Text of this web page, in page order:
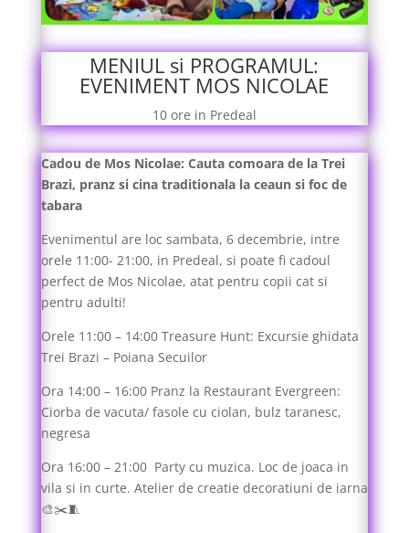
MENIUL si PROGRAMUL:
EVENIMENT MOS NICOLAE
10 ore in Predeal
Cadou de Mos Nicolae: Cauta comoara de la Trei
Brazi, pranz si cina traditionala la ceaun si foc de
tabara
Evenimentul are loc sambata, 6 decembrie, intre
orele 11:00- 21:00, in Predeal, si poate fi cadoul
perfect de Mos Nicolae, atat pentru copii cat si
pentru adulti!
Orele 11:00 – 14:00 Treasure Hunt: Excursie ghidata
Trei Brazi – Poiana Secuilor
Ora 14:00 – 16:00 Pranz la Restaurant Evergreen:
Ciorba de vacuta/ fasole cu ciolan, bulz taranesc,
negresa
Ora 16:00 – 21:00 Party cu muzica. Loc de joaca in
vila si in curte. Atelier de creatie decoratiuni de iarna
🎨✂️🧵